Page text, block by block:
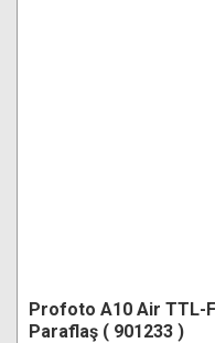
Profoto A10 Air TTL-
Paraflaş ( 901233 )